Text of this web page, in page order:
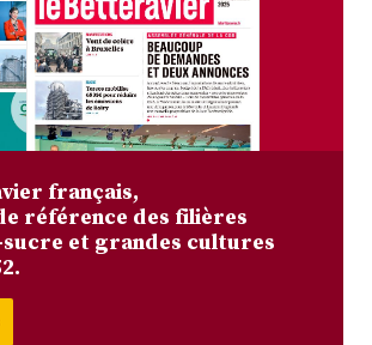
français,
référence des filières
et grandes cultures